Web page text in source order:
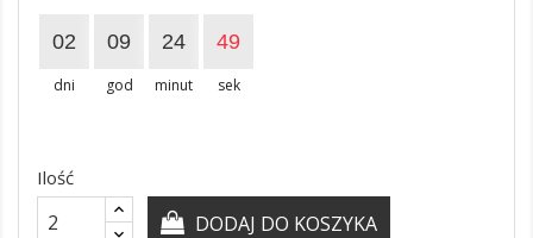
02
dni
09
god
24
minut
48
sek
Ilość
DODAJ DO KOSZYKA